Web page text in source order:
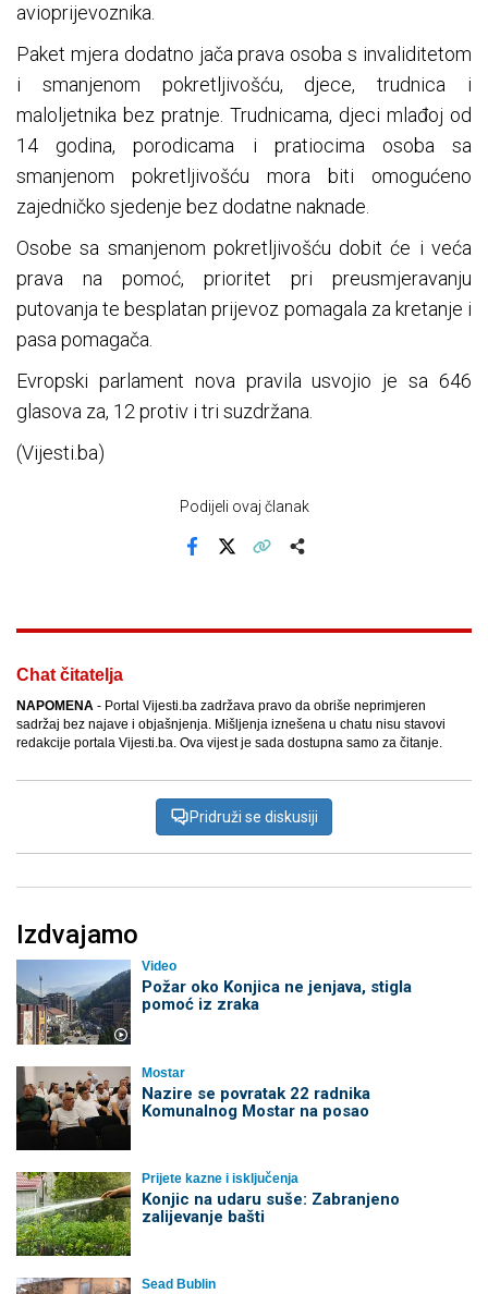
avioprijevoznika.
Paket mjera dodatno jača prava osoba s invaliditetom
i smanjenom pokretljivošću, djece, trudnica i
maloljetnika bez pratnje. Trudnicama, djeci mlađoj od
14 godina, porodicama i pratiocima osoba sa
smanjenom pokretljivošću mora biti omogućeno
zajedničko sjedenje bez dodatne naknade.
Osobe sa smanjenom pokretljivošću dobit će i veća
prava na pomoć, prioritet pri preusmjeravanju
putovanja te besplatan prijevoz pomagala za kretanje i
pasa pomagača.
Evropski parlament nova pravila usvojio je sa 646
glasova za, 12 protiv i tri suzdržana.
(Vijesti.ba)
Podijeli ovaj članak
Chat čitatelja
NAPOMENA - Portal Vijesti.ba zadržava pravo da obriše neprimjeren
sadržaj bez najave i objašnjenja. Mišljenja iznešena u chatu nisu stavovi
redakcije portala Vijesti.ba. Ova vijest je sada dostupna samo za čitanje.
Pridruži se diskusiji
Izdvajamo
Video
Požar oko Konjica ne jenjava, stigla
pomoć iz zraka
Mostar
Nazire se povratak 22 radnika
Komunalnog Mostar na posao
Prijete kazne i isključenja
Konjic na udaru suše: Zabranjeno
zalijevanje bašti
Sead Bublin